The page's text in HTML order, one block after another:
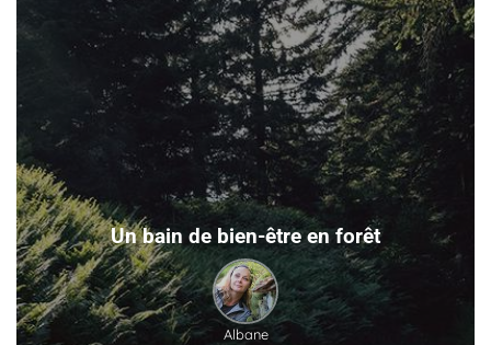
Albane
Un bain de bien-être en forêt